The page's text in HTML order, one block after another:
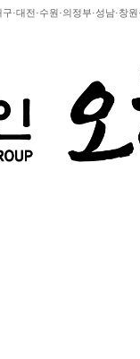
·대전·수원·의정부·성남·창